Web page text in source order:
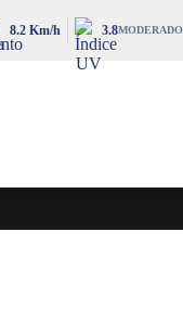
8.2 Km/h 3.8MODERADO